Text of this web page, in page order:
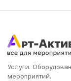
Услуги.
мероприятий.